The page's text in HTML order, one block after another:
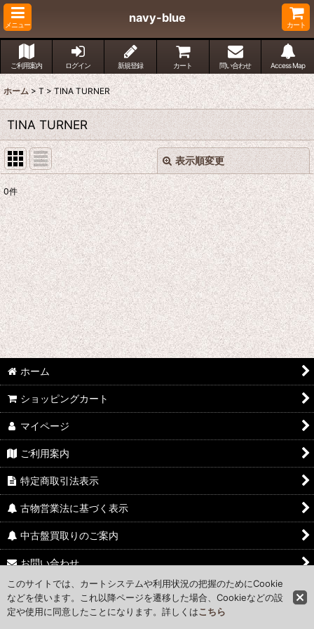
メニュー
navy-blue
カート
ご利用案内 ログイン 新規登録 カート 問い合わせ Access Map
ホーム > T > TINA TURNER
TINA TURNER
表示順変更
表示数:
並び順:
絞り込む
閉じる
0件
ホーム
ショッピングカート
マイページ
ご利用案内
特定商取引法表示
古物営業法に基づく表示
中古盤買取りのご案内
お問い合わせ
Access Map
このサイトでは、カートシステムや利用状況の把握のためにCookie
などを使います。これ以降ページを遷移した場合、Cookieなどの設
定や使用に同意したことになります。詳しくはこちら